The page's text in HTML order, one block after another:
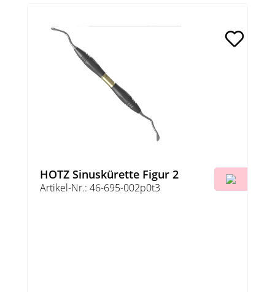
HOTZ Sinuskürette Figur 2
Artikel-Nr.: 46-695-002p0t3